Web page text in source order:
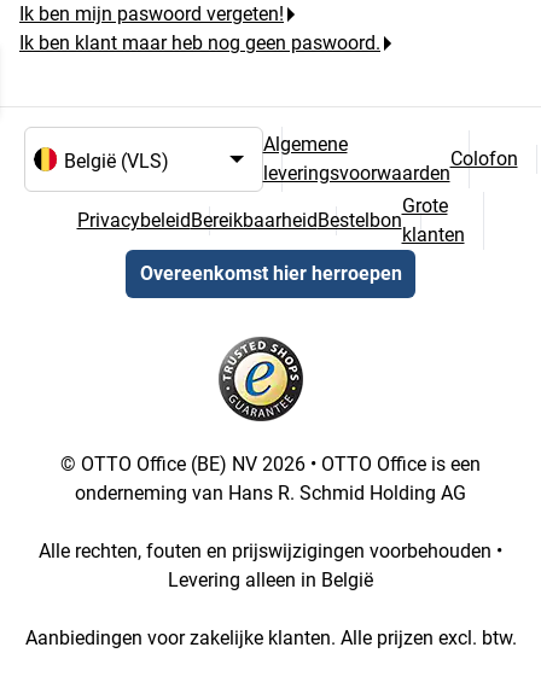
Ik ben mijn paswoord vergeten!
Ik ben klant maar heb nog geen paswoord.
Algemene
leveringsvoorwaarden
Colofon
PrivacybeleidBereikbaarheidBestelbon
Grote
klanten
Overeenkomst hier herroepen
© OTTO Office (BE) NV 2026 • OTTO Office is een
onderneming van Hans R. Schmid Holding AG
Alle rechten, fouten en prijswijzigingen voorbehouden •
Levering alleen in België
Aanbiedingen voor zakelijke klanten. Alle prijzen excl. btw.